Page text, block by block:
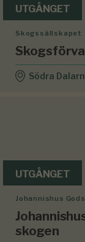
UTGÅNGET
Skogssällskapet
Södra
UTGÅNGET
Johannishus Gods
skogen